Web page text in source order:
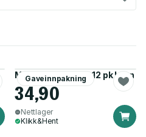
Gaveinnpakning
Merkelapper kraft 12 pk brun
34,90
Nettlager
Klikk&Hent